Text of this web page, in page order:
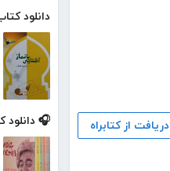
دانلود
🎧 دانلود دریافت از کتابراه